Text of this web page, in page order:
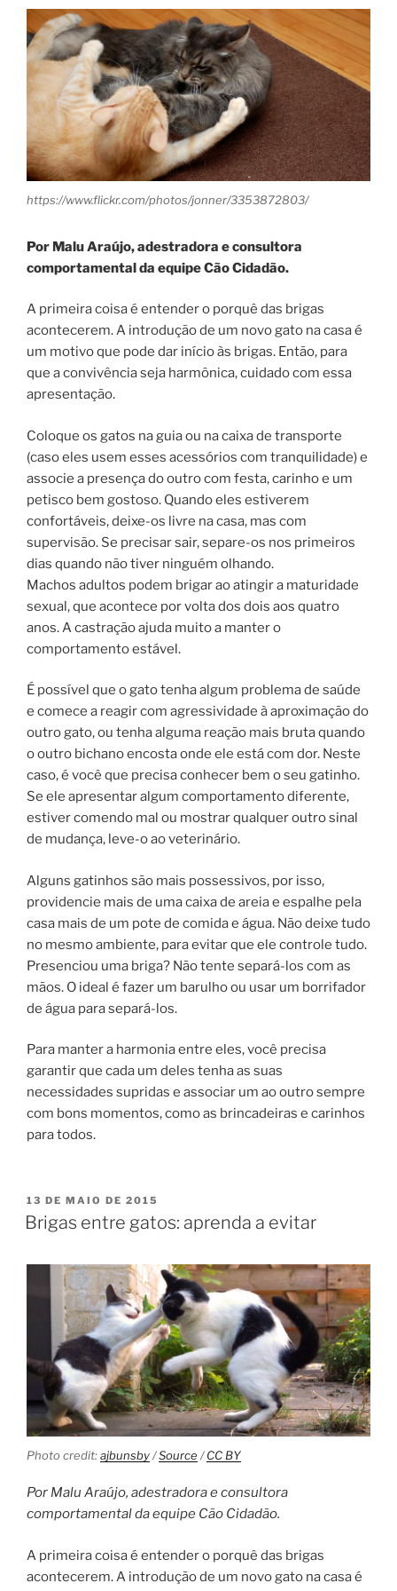
https://www.flickr.com/photos/jonner/3353872803/
Por Malu Araújo, adestradora e consultora
comportamental da equipe Cão Cidadão.
A primeira coisa é entender o porquê das brigas
acontecerem. A introdução de um novo gato na casa é
um motivo que pode dar início às brigas. Então, para
que a convivência seja harmônica, cuidado com essa
apresentação.
Coloque os gatos na guia ou na caixa de transporte
(caso eles usem esses acessórios com tranquilidade) e
associe a presença do outro com festa, carinho e um
petisco bem gostoso. Quando eles estiverem
confortáveis, deixe-os livre na casa, mas com
supervisão. Se precisar sair, separe-os nos primeiros
dias quando não tiver ninguém olhando.
Machos adultos podem brigar ao atingir a maturidade
sexual, que acontece por volta dos dois aos quatro
anos. A castração ajuda muito a manter o
comportamento estável.
É possível que o gato tenha algum problema de saúde
e comece a reagir com agressividade à aproximação do
outro gato, ou tenha alguma reação mais bruta quando
o outro bichano encosta onde ele está com dor. Neste
caso, é você que precisa conhecer bem o seu gatinho.
Se ele apresentar algum comportamento diferente,
estiver comendo mal ou mostrar qualquer outro sinal
de mudança, leve-o ao veterinário.
Alguns gatinhos são mais possessivos, por isso,
providencie mais de uma caixa de areia e espalhe pela
casa mais de um pote de comida e água. Não deixe tudo
no mesmo ambiente, para evitar que ele controle tudo.
Presenciou uma briga? Não tente separá-los com as
mãos. O ideal é fazer um barulho ou usar um borrifador
de água para separá-los.
Para manter a harmonia entre eles, você precisa
garantir que cada um deles tenha as suas
necessidades supridas e associar um ao outro sempre
com bons momentos, como as brincadeiras e carinhos
para todos.
13 DE MAIO DE 2015
Brigas entre gatos: aprenda a evitar
Photo credit:ajbunsby/Source /CC BY
Por Malu Araújo, adestradora e consultora
comportamental da equipe Cão Cidadão.
A primeira coisa é entender o porquê das brigas
acontecerem. A introdução de um novo gato na casa é